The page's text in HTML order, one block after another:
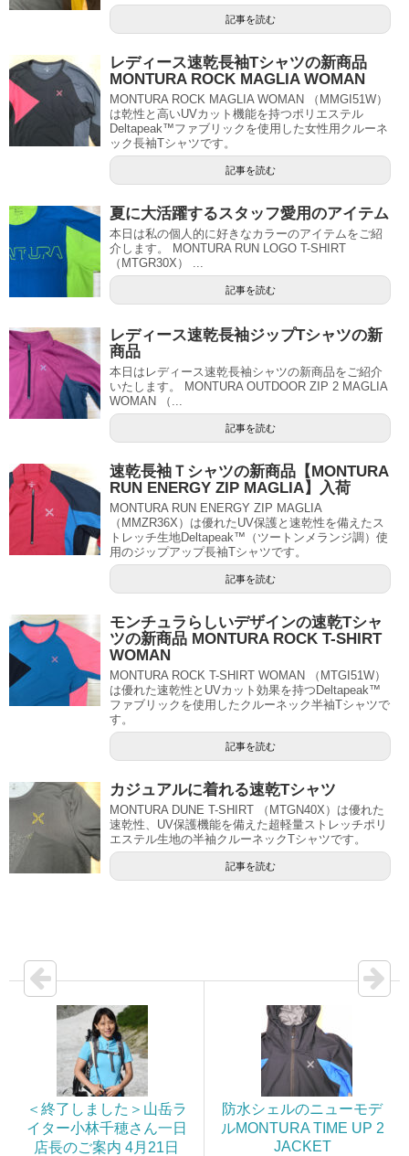
記事を読む
レディース速乾長袖Tシャツの新商品
MONTURA ROCK MAGLIA WOMAN
MONTURA ROCK MAGLIA WOMAN （MMGI51W）
は乾性と高いUVカット機能を持つポリエステル
Deltapeak™ファブリックを使用した女性用クルーネ
ック長袖Tシャツです。
記事を読む
夏に大活躍するスタッフ愛用のアイテム
本日は私の個人的に好きなカラーのアイテムをご紹
介します。 MONTURA RUN LOGO T-SHIRT
（MTGR30X） ...
記事を読む
レディース速乾長袖ジップTシャツの新
商品
本日はレディース速乾長袖シャツの新商品をご紹介
いたします。 MONTURA OUTDOOR ZIP 2 MAGLIA
WOMAN （...
記事を読む
速乾長袖Ｔシャツの新商品【MONTURA
RUN ENERGY ZIP MAGLIA】入荷
MONTURA RUN ENERGY ZIP MAGLIA
（MMZR36X）は優れたUV保護と速乾性を備えたス
トレッチ生地Deltapeak™（ツートンメランジ調）使
用のジップアップ長袖Tシャツです。
記事を読む
モンチュラらしいデザインの速乾Tシャ
ツの新商品 MONTURA ROCK T-SHIRT
WOMAN
MONTURA ROCK T-SHIRT WOMAN （MTGI51W）
は優れた速乾性とUVカット効果を持つDeltapeak™
ファブリックを使用したクルーネック半袖Tシャツで
す。
記事を読む
カジュアルに着れる速乾Tシャツ
MONTURA DUNE T-SHIRT （MTGN40X）は優れた
速乾性、UV保護機能を備えた超軽量ストレッチポリ
エステル生地の半袖クルーネックTシャツです。
記事を読む
＜終了しました＞山岳ラ
イター小林千穂さん一日
店長のご案内 4月21日
防水シェルのニューモデ
ルMONTURA TIME UP 2
JACKET